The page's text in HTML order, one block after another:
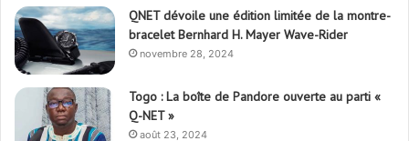
QNET dévoile une édition limitée de la montre-
bracelet Bernhard H. Mayer Wave-Rider
novembre 28, 2024
Togo : La boîte de Pandore ouverte au parti «
Q-NET »
août 23, 2024